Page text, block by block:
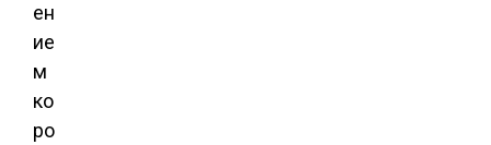
ен
ие
м
ко
ро